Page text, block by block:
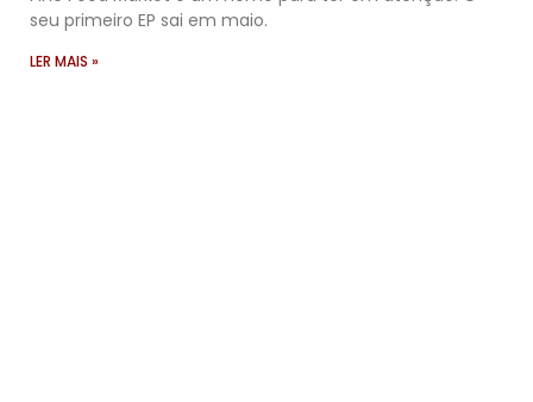
seu primeiro EP sai em maio.
LER MAIS »